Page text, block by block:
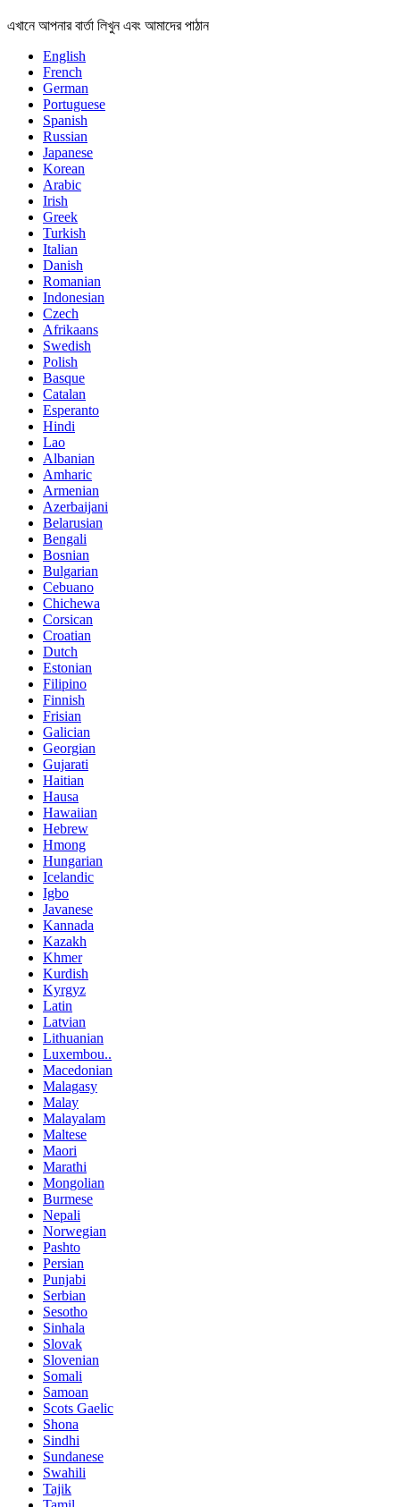
এখানে আপনার বার্তা লিখুন এবং আমাদের পাঠান
English
French
German
Portuguese
Spanish
Russian
Japanese
Korean
Arabic
Irish
Greek
Turkish
Italian
Danish
Romanian
Indonesian
Czech
Afrikaans
Swedish
Polish
Basque
Catalan
Esperanto
Hindi
Lao
Albanian
Amharic
Armenian
Azerbaijani
Belarusian
Bengali
Bosnian
Bulgarian
Cebuano
Chichewa
Corsican
Croatian
Dutch
Estonian
Filipino
Finnish
Frisian
Galician
Georgian
Gujarati
Haitian
Hausa
Hawaiian
Hebrew
Hmong
Hungarian
Icelandic
Igbo
Javanese
Kannada
Kazakh
Khmer
Kurdish
Kyrgyz
Latin
Latvian
Lithuanian
Luxembou..
Macedonian
Malagasy
Malay
Malayalam
Maltese
Maori
Marathi
Mongolian
Burmese
Nepali
Norwegian
Pashto
Persian
Punjabi
Serbian
Sesotho
Sinhala
Slovak
Slovenian
Somali
Samoan
Scots Gaelic
Shona
Sindhi
Sundanese
Swahili
Tajik